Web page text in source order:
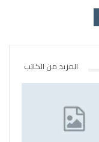
المزيد من الكاتب